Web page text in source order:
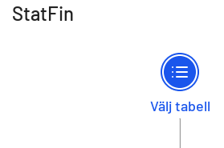
StatFin
Välj tabell